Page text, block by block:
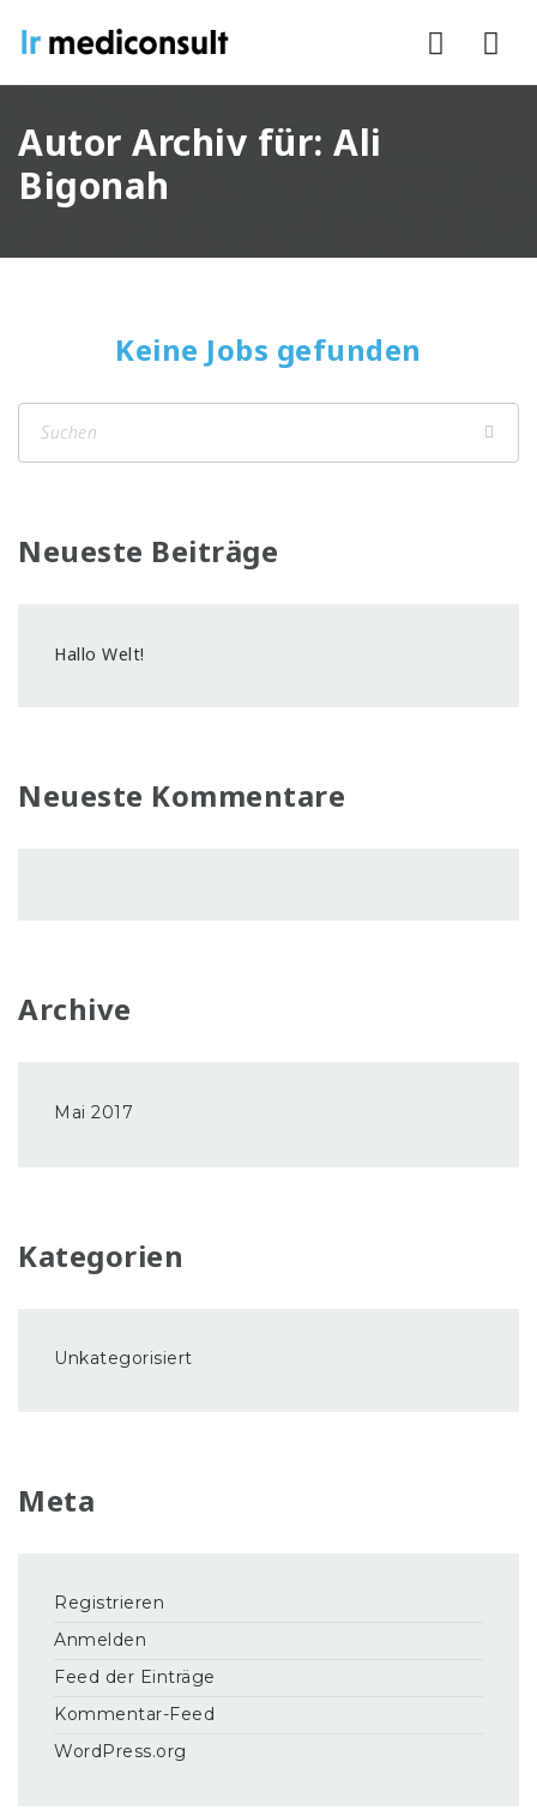
Autor Archiv für: Ali
Bigonah
Keine Jobs gefunden
Neueste Beiträge
Hallo Welt!
Neueste Kommentare
Archive
Mai 2017
Kategorien
Unkategorisiert
Meta
Registrieren
Anmelden
Feed der Einträge
Kommentar-Feed
WordPress.org